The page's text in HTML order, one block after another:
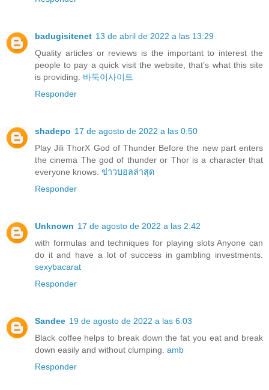
badugisitenet 13 de abril de 2022 a las 13:29
Quality articles or reviews is the important to interest the
people to pay a quick visit the website, that’s what this site
is providing. 바둑이사이트
Responder
shadepo 17 de agosto de 2022 a las 0:50
Play Jili ThorX God of Thunder Before the new part enters
the cinema The god of thunder or Thor is a character that
everyone knows. ข่าวบอลล่าสุด
Responder
Unknown 17 de agosto de 2022 a las 2:42
with formulas and techniques for playing slots Anyone can
do it and have a lot of success in gambling investments.
sexybacarat
Responder
Sandee 19 de agosto de 2022 a las 6:03
Black coffee helps to break down the fat you eat and break
down easily and without clumping. amb
Responder